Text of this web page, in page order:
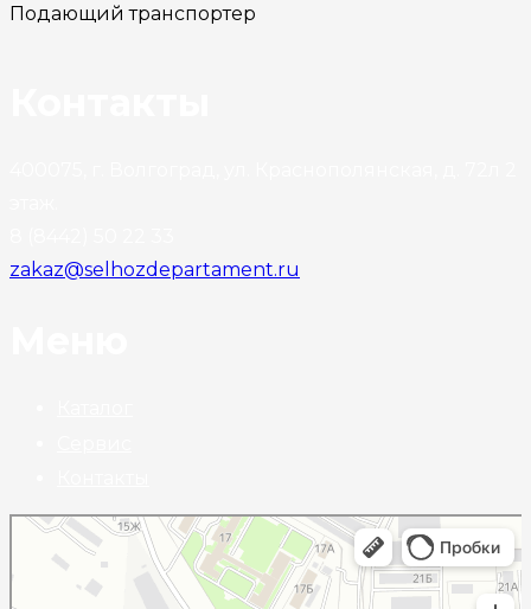
Подающий транспортер
zakaz@selhozdepartament.ru
Волгоград
Краснополянская улица, 72Л на карте Волгограда — Яндекс Карты